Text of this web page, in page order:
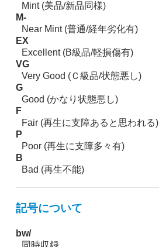
Mint (美品/新品同様)
M-
Near Mint (普通/経年劣化有)
EX
Excellent (B級品/軽損傷有)
VG
Very Good (Ｃ級品/状態悪し)
G
Good (かなり状態悪し)
F
Fair (再生に支障あると思われる)
P
Poor (再生に支障多々有)
B
Bad (再生不能)
記号について
bw/
同時収録